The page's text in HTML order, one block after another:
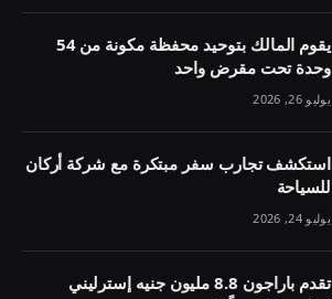
يقوم المالك بتوحيد محفظة مكونة من 54
وحدة تحت مقرض واحد
يوليو 26, 2026
استكشف تجارب سفر مبتكرة مع شركة أركان
للسياحة
يوليو 24, 2026
تقدم باراجون 8.8 مليون جنيه إسترليني